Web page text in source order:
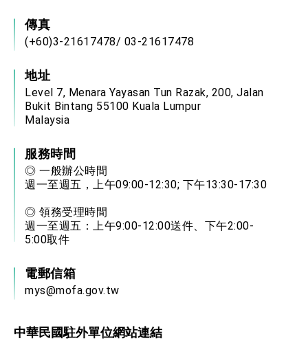
傳真
(+60)3-21617478/ 03-21617478
地址
Level 7, Menara Yayasan Tun Razak, 200, Jalan
Bukit Bintang 55100 Kuala Lumpur
Malaysia
服務時間
◎ 一般辦公時間
週一至週五，上午09:00-12:30; 下午13:30-17:30
◎ 領務受理時間
週一至週五：上午9:00-12:00送件、下午2:00-
5:00取件
電郵信箱
mys@mofa.gov.tw
中華民國駐外單位網站連結